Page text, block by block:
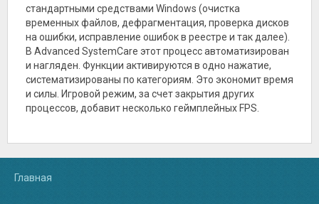
и стационарная версия
утилиты. Ее необходимо
установить на
компьютер — в этом
случае программа
будет сохранять
выбранные
пользователем
параметры и настройки.
презентации.
Teamviewer
поддерживает общение
голосом и в чате, при
помощи опции Wake-
On-Lan обеспечивает
постоянный доступ к
независимо от того,
включен он или
получить к ним
Разработчики
постарались над
удобством
использования — часто
используемые операции
прикреплены к горячим
клавишам. Total
Commander умеет
распаковывать и
создавать архивы
собственными
шестнадцатеричной
редактировать их,
отправлять по почте, в
социальные сети,
удалять и создавать
новые. Система
шифрования защищает
данные от утечки, есть
проверка личности
контрольным вопросом,
привязка к номеру
телефона. На старте
размер хранилища — 10
увеличить до 1 ТБ.
стандартными средствами Windows (очистка
временных файлов, дефрагментация, проверка дисков
на ошибки, исправление ошибок в реестре и так далее).
В Advanced SystemCare этот процесс автоматизирован
и нагляден. Функции активируются в одно нажатие,
систематизированы по категориям. Это экономит время
и силы. Игровой режим, за счет закрытия других
процессов, добавит несколько геймплейных FPS.
Главная